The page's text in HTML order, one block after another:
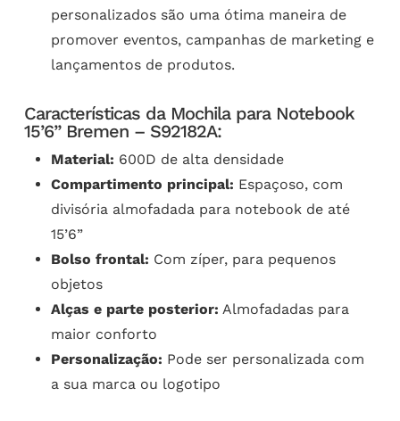
personalizados são uma ótima maneira de
promover eventos, campanhas de marketing e
lançamentos de produtos.
Características da Mochila para Notebook
15’6” Bremen – S92182A:
Material: 600D de alta densidade
Compartimento principal: Espaçoso, com
divisória almofadada para notebook de até
15’6”
Bolso frontal: Com zíper, para pequenos
objetos
Alças e parte posterior: Almofadadas para
maior conforto
Personalização: Pode ser personalizada com
a sua marca ou logotipo